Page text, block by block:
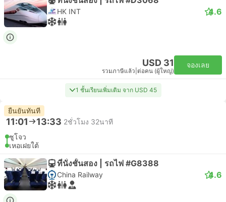
HK INT 4.6
USD 31
รวมภาษีแล้ว ต่อคน (ผู้ใหญ่)
จองเลย
1 ชั้นเรียนเพิ่มเติม จาก USD 45
ยืนยันทันที
11:01 13:33 2ชั่วโมง 32นาที
ซูโจว
เหอเฝยใต้
ที่นั่งชั้นสอง | รถไฟ #G8388
China Railway 4.6